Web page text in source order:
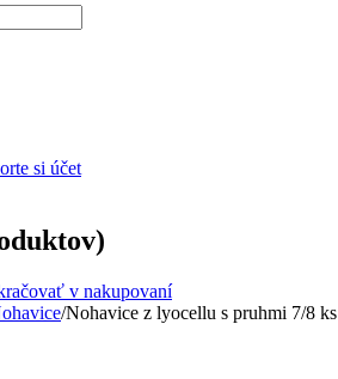
si účet
v nakupovaní
/Nohavice z lyocellu s pruhmi 7/8